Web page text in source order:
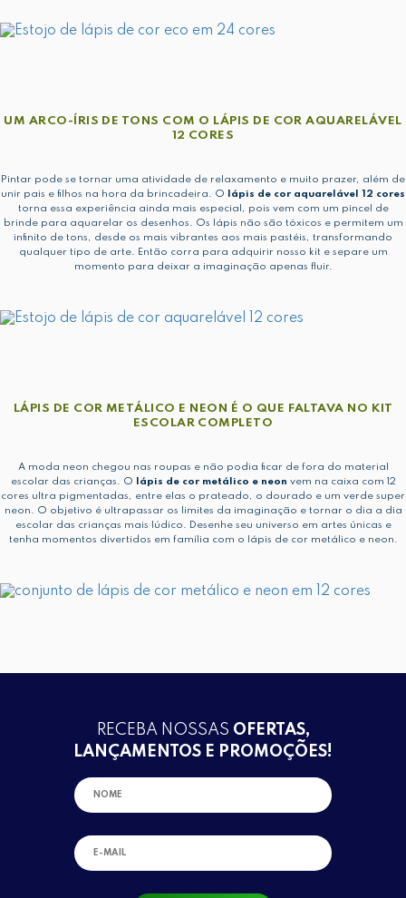
UM ARCO-ÍRIS DE TONS COM O LÁPIS DE COR AQUARELÁVEL
12 CORES
Pintar pode se tornar uma atividade de relaxamento e muito prazer, além de
unir pais e filhos na hora da brincadeira. O
lápis de cor aquarelável 12 cores
torna essa experiência ainda mais especial, pois vem com um pincel de
brinde para aquarelar os desenhos. Os lápis não são tóxicos e permitem um
infinito de tons, desde os mais vibrantes aos mais pastéis, transformando
qualquer tipo de arte. Então corra para adquirir nosso kit e separe um
momento para deixar a imaginação apenas fluir.
LÁPIS DE COR METÁLICO E NEON É O QUE FALTAVA NO KIT
ESCOLAR COMPLETO
A moda neon chegou nas roupas e não podia ficar de fora do material
escolar das crianças. O
lápis de cor metálico e neon vem na caixa com 12
cores ultra pigmentadas, entre elas o prateado, o dourado e um verde super
neon. O objetivo é ultrapassar os limites da imaginação e tornar o dia a dia
escolar das crianças mais lúdico. Desenhe seu universo em artes únicas e
tenha momentos divertidos em família com o lápis de cor metálico e neon.
RECEBA NOSSAS OFERTAS,
LANÇAMENTOS E PROMOÇÕES!